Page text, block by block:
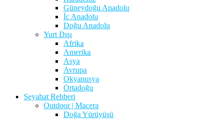
Güneydoğu Anadolu
İç Anadolu
Doğu Anadolu
Yurt Dışı
Afrika
Amerika
Asya
Avrupa
Okyanusya
Ortadoğu
Seyahat Rehberi
Outdoor | Macera
Doğa Yürüyüşü